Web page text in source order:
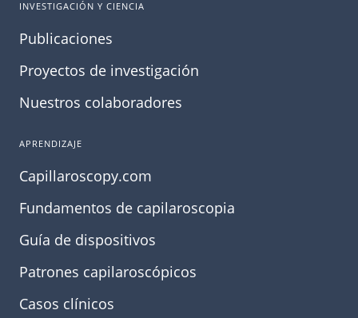
INVESTIGACIÓN Y CIENCIA
Publicaciones
Proyectos de investigación
Nuestros colaboradores
APRENDIZAJE
Capillaroscopy.com
Fundamentos de capilaroscopia
Guía de dispositivos
Patrones capilaroscópicos
Casos clínicos